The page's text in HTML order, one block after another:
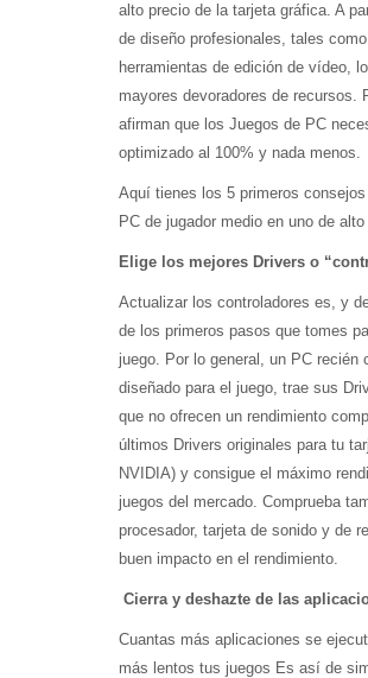
alto precio de la tarjeta gráfica. A
de diseño profesionales, tales
herramientas de edición de vídeo,
mayores devoradores de recursos.
afirman que los Juegos de PC
optimizado al 100% y nada menos.
Aquí tienes los 5 primeros
PC de jugador medio en uno de
Elige los mejores Drivers o
Actualizar los controladores es, y
de los primeros pasos que tomes
juego. Por lo general, un PC recién
diseñado para el juego, trae sus
que no ofrecen un rendimiento
últimos Drivers originales para tu
NVIDIA) y consigue el máximo
juegos del mercado. Comprueba
procesador, tarjeta de sonido y de
buen impacto en el rendimiento.
Cierra y deshazte de las
Cuantas más aplicaciones se
más lentos tus juegos Es así de